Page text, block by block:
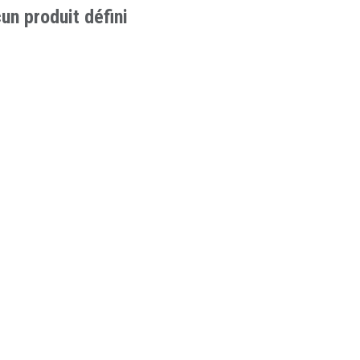
produit défini